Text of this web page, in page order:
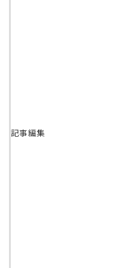
記事編集